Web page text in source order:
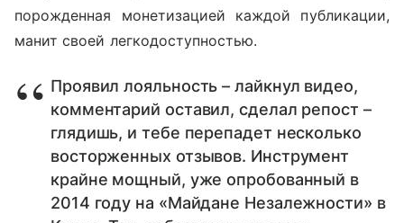
порожденная монетизацией каждой публикации,
манит своей легкодоступностью.
Проявил лояльность – лайкнул видео,
комментарий оставил, сделал репост –
глядишь, и тебе перепадет несколько
восторженных отзывов. Инструмент
крайне мощный, уже опробованный в
2014 году на «Майдане Незалежности» в